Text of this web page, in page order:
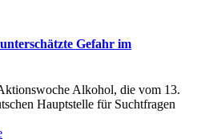
Gefahr im
Alkohol, die vom 13.
Hauptstelle für Suchtfragen